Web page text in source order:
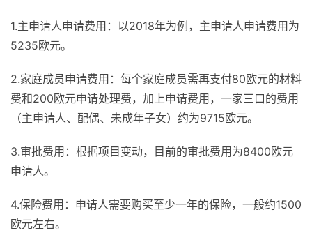
1.主申请人申请费用：以2018年为例，主申请人申请费用为
5235欧元。
2.家庭成员申请费用：每个家庭成员需再支付80欧元的材料
费和200欧元申请处理费，加上申请费用，一家三口的费用
（主申请人、配偶、未成年子女）约为9715欧元。
3.审批费用：根据项目变动，目前的审批费用为8400欧元
申请人。
4.保险费用：申请人需要购买至少一年的保险，一般约1500
欧元左右。